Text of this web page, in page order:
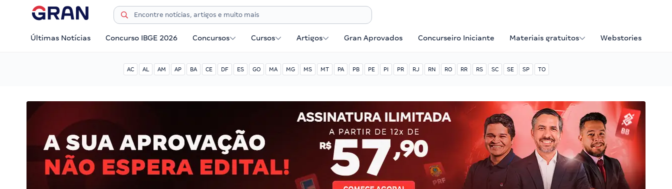
Últimas Notícias Concurso IBGE 2026 Concursos Cursos Artigos Gran Aprovados Concurseiro Iniciante Materiais gratuitos Webstories
AC AL AM AP BA CE DF ES GO MA MG MS MT PA PB PE PI PR RJ RN RO RR RS SC SE SP TO